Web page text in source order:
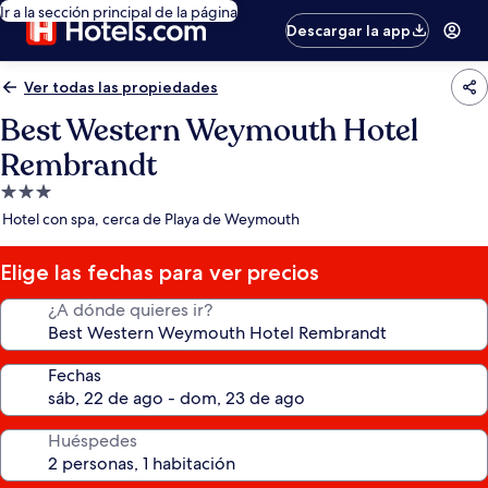
Ir a la sección principal de la página
Descargar la app
Ver todas las propiedades
Best Western Weymouth Hotel
Rembrandt
Propiedad
de
estrellas
Hotel con spa, cerca de Playa de Weymouth
Elige las fechas para ver precios
¿A dónde quieres ir?
Fechas
Huéspedes